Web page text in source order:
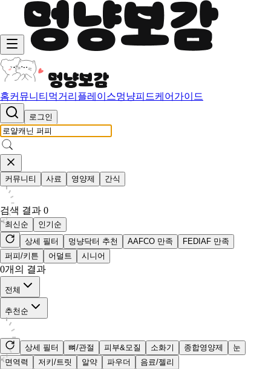
홈커뮤니티 먹거리 플레이스멍냥피드케어가이드
로그인
커뮤니티 사료 영양제 간식
검색 결과 0
최신순
인기순
상세 필터
멍냥닥터 추천 AAFCO 만족
FEDIAF 만족
퍼피/키튼
어덜트 시니어
0개의 결과
전체
추천순
상세 필터 뼈/관절 피부&모질 소화기 종합영양제
눈
면역력
저키/트릿 알약 파우더 음료/젤리